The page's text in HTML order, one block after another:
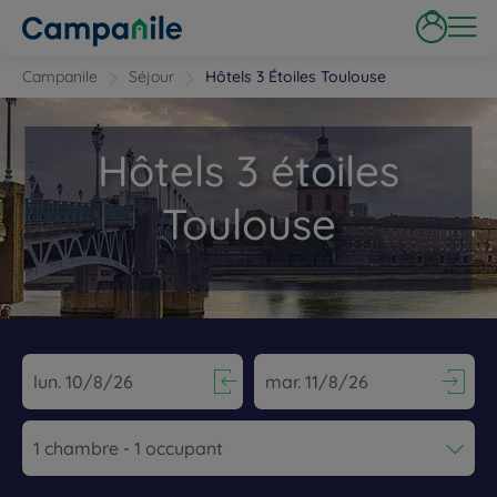
Campanile Séjour Hôtels 3 Étoiles Toulouse
Hôtels 3 étoiles
Toulouse
Navigate forward to interact with the calendar and select a
Navigate backward to interact